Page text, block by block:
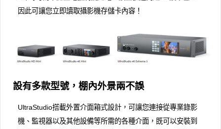
因此可讓您立即讀取攝影機存儲卡內容！
設有多款型號，棚內外景兩不誤
UltraStudio搭載外置介面箱式設計，可讓您連接從專業錄影
機、監視器以及其他設備等所需的各種介面，既可以安裝到